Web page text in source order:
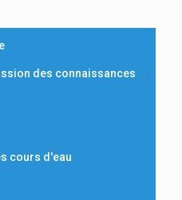
des connaissances
cours d'eau